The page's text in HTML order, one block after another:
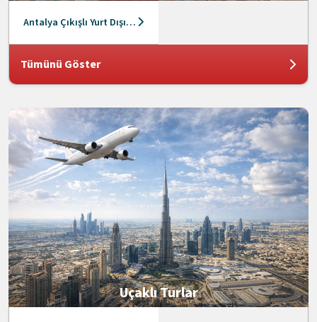
Antalya Çıkışlı Yurt Dışı Turları
Tümünü Göster
Uçaklı Turlar